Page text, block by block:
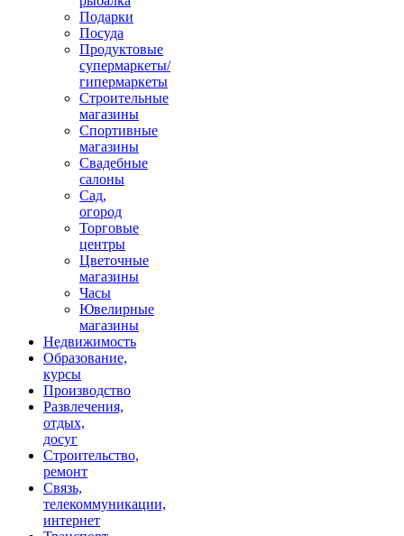
Подарки
Посуда
Продуктовые
супермаркеты/
гипермаркеты
Строительные
магазины
Спортивные
магазины
Свадебные
салоны
Сад,
огород
Торговые
центры
Цветочные
магазины
Часы
Ювелирные
магазины
Недвижимость
Образование,
курсы
Производство
Развлечения,
отдых,
досуг
Строительство,
ремонт
Связь,
телекоммуникации,
интернет